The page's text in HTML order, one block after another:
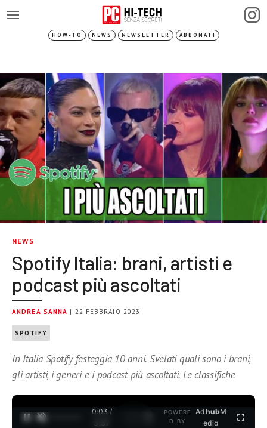
HOW-TO NEWS NEWSLETTER ABBONATI
NEWS
Spotify Italia: brani, artisti e
podcast più ascoltati
ANDREA SANNA | 22 FEBBRAIO 2023
SPOTIFY
In Italia Spotify festeggia 10 anni. Svelati quali sono i brani,
gli artisti, i generi e i podcast più ascoltati. Le classifiche
0:04 /
3:37
POWERE
D BY
AdhubM
edia